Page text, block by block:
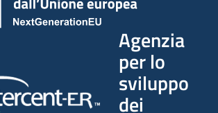
Agenzia
per lo
sviluppo
dei